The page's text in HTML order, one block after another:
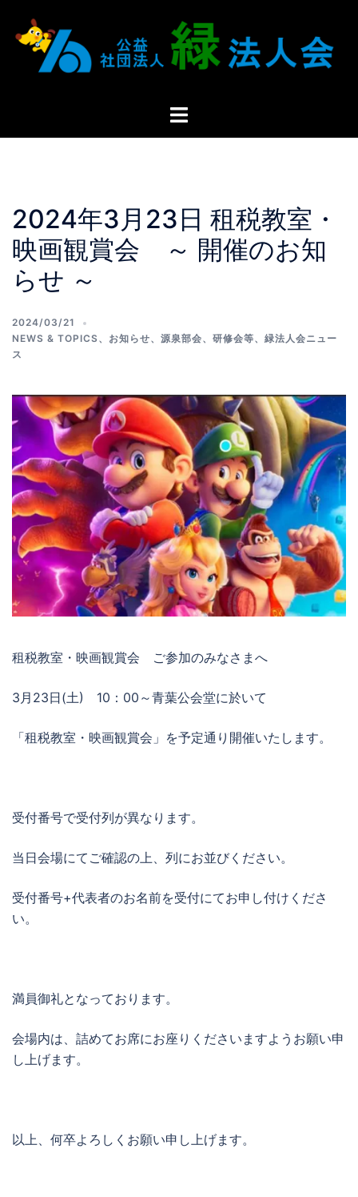
2024年3月23日 租税教室・
映画観賞会 ～ 開催のお知
らせ ～
2024/03/21
NEWS & TOPICS、 お知らせ、 源泉部会、 研修会等、 緑法人会ニュー
ス
租税教室・映画観賞会 ご参加のみなさまへ
3月23日(土) 10：00～青葉公会堂に於いて
「租税教室・映画観賞会」を予定通り開催いたします。
受付番号で受付列が異なります。
当日会場にてご確認の上、列にお並びください。
受付番号+代表者のお名前を受付にてお申し付けくださ
い。
満員御礼となっております。
会場内は、詰めてお席にお座りくださいますようお願い申
し上げます。
以上、何卒よろしくお願い申し上げます。